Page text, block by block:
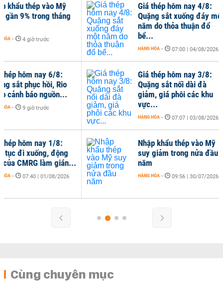
Giá thép hôm nay 4/8:
Quặng sắt xuống đáy một
năm do thỏa thuận đổ
07:00 | 04/08/2026
Giá thép hôm nay 3/8:
Quặng sắt nối dài đà
giảm, giá phôi các khu
07:07 | 03/08/2026
hai
HÀNG
Nhập khẩu thép vào Mỹ
suy giảm trong nửa đầu
năm
HÀNG HÓA 09:56 | 30/07/2026
Cùng chuyên mục